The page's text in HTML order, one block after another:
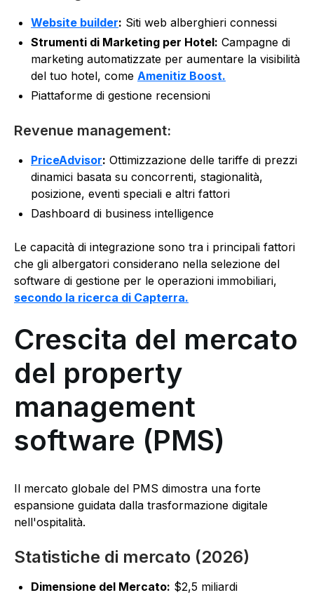
Website builder: Siti web alberghieri connessi
Strumenti di Marketing per Hotel: Campagne di
marketing automatizzate per aumentare la visibilità
del tuo hotel, come Amenitiz Boost.
Piattaforme di gestione recensioni
Revenue management:
PriceAdvisor: Ottimizzazione delle tariffe di prezzi
dinamici basata su concorrenti, stagionalità,
posizione, eventi speciali e altri fattori
Dashboard di business intelligence
Le capacità di integrazione sono tra i principali fattori
che gli albergatori considerano nella selezione del
software di gestione per le operazioni immobiliari,
secondo la ricerca di Capterra.
Crescita del mercato
del property
management
software (PMS)
Il mercato globale del PMS dimostra una forte
espansione guidata dalla trasformazione digitale
nell'ospitalità.
Statistiche di mercato (2026)
Dimensione del Mercato: $2,5 miliardi